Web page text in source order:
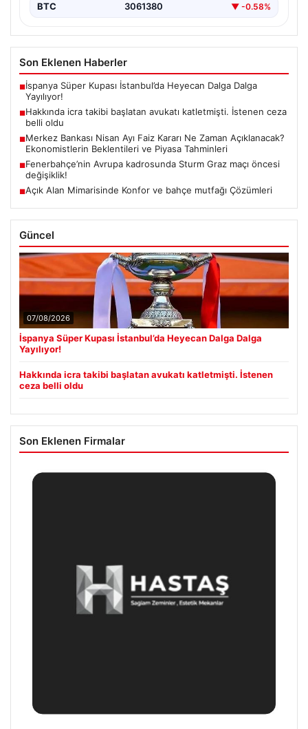
BTC 3061380 ▼ -0.58%
Son Eklenen Haberler
■İspanya Süper Kupası İstanbul’da Heyecan Dalga Dalga
Yayılıyor!
■Hakkında icra takibi başlatan avukatı katletmişti. İstenen ceza
belli oldu
■Merkez Bankası Nisan Ayı Faiz Kararı Ne Zaman Açıklanacak?
Ekonomistlerin Beklentileri ve Piyasa Tahminleri
■Fenerbahçe’nin Avrupa kadrosunda Sturm Graz maçı öncesi
değişiklik!
■Açık Alan Mimarisinde Konfor ve bahçe mutfağı Çözümleri
Güncel
07/08/2026
İspanya Süper Kupası İstanbul’da Heyecan Dalga Dalga
Yayılıyor!
Hakkında icra takibi başlatan avukatı katletmişti. İstenen
ceza belli oldu
Son Eklenen Firmalar